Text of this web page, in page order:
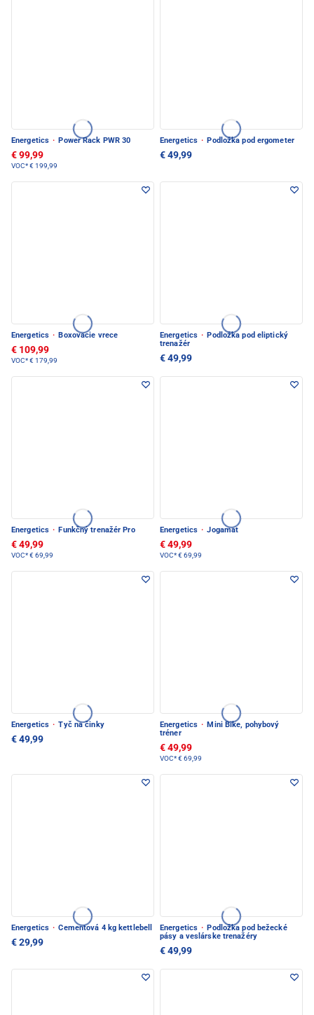
Energetics · Power Rack PWR 30
€ 99,99
VOC*€ 199,99
Energetics · Podložka pod ergometer
€ 49,99
Energetics · Boxovacie vrece
€ 109,99
VOC*€ 179,99
Energetics · Podložka pod eliptický
trenažér
€ 49,99
Energetics · Funkčný trenažér Pro
€ 49,99
VOC*€ 69,99
Energetics · Jogamat
€ 49,99
VOC*€ 69,99
Energetics · Tyč na činky
€ 49,99
Energetics · Mini Bike, pohybový
tréner
€ 49,99
VOC*€ 69,99
Energetics · Cementová 4 kg kettlebell
€ 29,99
Energetics · Podložka pod bežecké
pásy a veslárske trenažéry
€ 49,99